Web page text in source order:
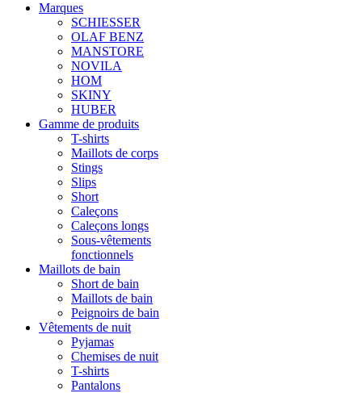
Marques
SCHIESSER
OLAF BENZ
MANSTORE
NOVILA
HOM
SKINY
HUBER
Gamme de produits
T-shirts
Maillots de corps
Stings
Slips
Short
Caleçons
Caleçons longs
Sous-vêtements
fonctionnels
Maillots de bain
Short de bain
Maillots de bain
Peignoirs de bain
Vêtements de nuit
Pyjamas
Chemises de nuit
T-shirts
Pantalons